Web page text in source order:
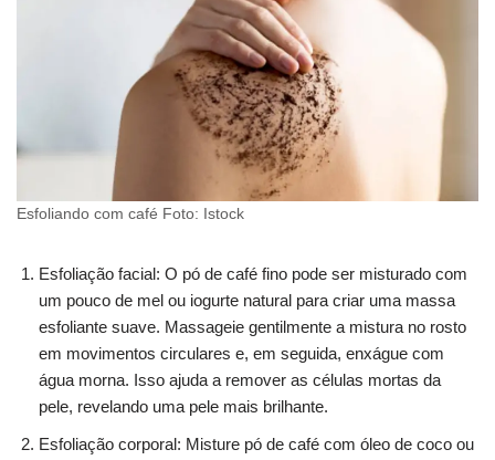
Esfoliando com café Foto: Istock
Esfoliação facial: O pó de café fino pode ser misturado com
um pouco de mel ou iogurte natural para criar uma massa
esfoliante suave. Massageie gentilmente a mistura no rosto
em movimentos circulares e, em seguida, enxágue com
água morna. Isso ajuda a remover as células mortas da
pele, revelando uma pele mais brilhante.
Esfoliação corporal: Misture pó de café com óleo de coco ou